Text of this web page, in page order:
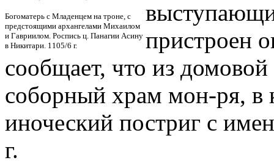
Богоматерь с Младенцем на троне, с
предстоящими архангелами Михаилом
и Гавриилом. Роспись ц. Панагии Асину
в Никитари. 1105/6 г.
пристроен
сообщает, что из
соборный храм мон-ря,
иноческий постриг с
г.